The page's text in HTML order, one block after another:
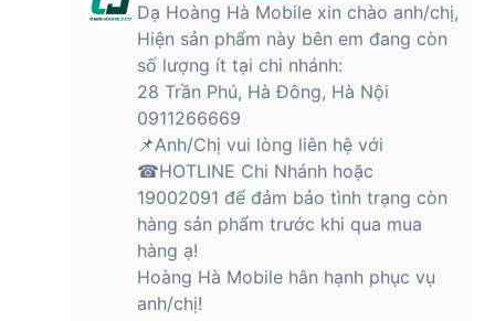
Đánh giá chi tiết tính năng của laptop HP
14s-DQ5121TU (8W355PA)
HP là thương hiệu công nghệ nổi tiếng toàn cầu với nhiều sản
tiên tiến. Nhờ quy trình sản xuất hiện đại cùng
đội ngũ chuyên gia có kinh nghiệm, các dòng máy đến từ
luôn được ưa chuộng về cả kiểu dáng và cấu hình. Trong đó
không thể không nhắc đến laptop HP 14s-DQ5121TU
Sở hữu vẻ ngoài gọn nhẹ chuẩn văn phòng, lại cung cấp khả
năng đa nhiệm hiệu quả, thiết bị hứa hẹn sẽ trở thành người
bạn đồng hành lý tưởng của người dùng trong mọi hành
Dạ Hoàng Hà Mobile xin chào anh/chị,
Hiện sản phẩm này bên em đang còn
số lượng ít tại chi nhánh:
28 Trần Phú, Hà Đông, Hà Nội
0911266669
📌Anh/Chị vui lòng liên hệ với
☎HOTLINE Chi Nhánh hoặc
19002091 để đảm bảo tình trạng còn
hàng sản phẩm trước khi qua mua
hàng ạ!
Hoàng Hà Mobile hân hạnh phục vụ
anh/chị!